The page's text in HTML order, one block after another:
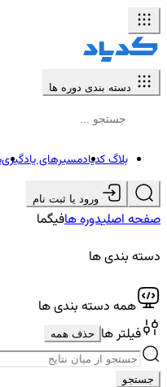
دسته بندی دوره ها
بلاگ کدیادمسیرهای یادگیری
ورود یا ثبت نام
صفحه اصلیدوره هافیگما
دسته بندی ها
همه دسته بندی ها
فیلتر ها
حذف همه
جستجو